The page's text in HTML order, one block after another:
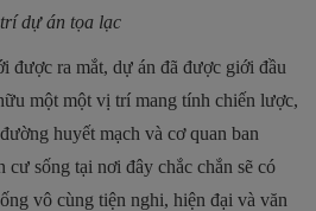
dự án tọa lạc
được ra mắt, dự án đã được giới đầu
một một vị trí mang tính chiến lược,
huyết mạch và cơ quan ban
cư sống tại nơi đây chắc chắn sẽ có
vô cùng tiện nghi, hiện đại và văn